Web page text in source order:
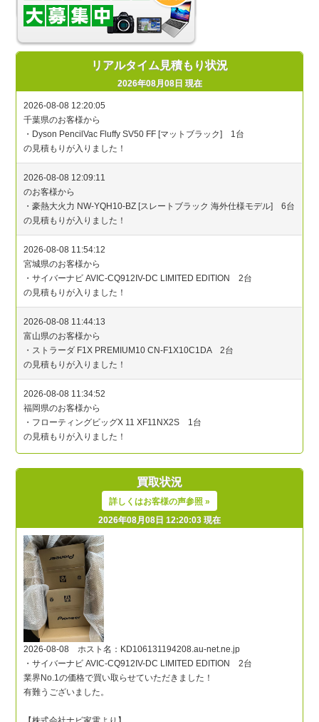
リアルタイム見積もり状況
2026年08月08日 現在
買取状況
詳しくはお客様の声参照 »
2026年08月08日 12:20:03 現在